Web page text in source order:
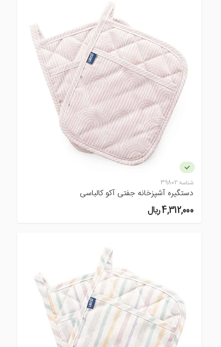
شناسه:39802
دستگیره آشپزخانه جفتی آکو کالباسی
4,312,000 ريال